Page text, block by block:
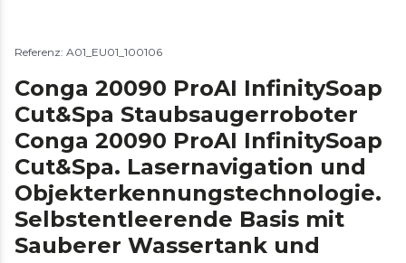
Referenz: A01_EU01_100106
Conga 20090 ProAI InfinitySoap
Cut&Spa Staubsaugerroboter
Conga 20090 ProAI InfinitySoap
Cut&Spa. Lasernavigation und
Objekterkennungstechnologie.
Selbstentleerende Basis mit
Sauberer Wassertank und